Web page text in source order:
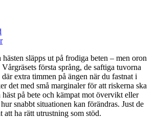
hästen släpps ut på frodiga beten – men oron
första språng, de saftiga tuvorna
extra timmen på ängen när du fastnat i
det med små marginaler för att riskerna ska
på bete och kämpat mot övervikt eller
snabbt situationen kan förändras. Just de
att ha rätt utrustning som stöd.